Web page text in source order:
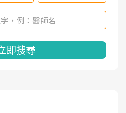
即搜尋